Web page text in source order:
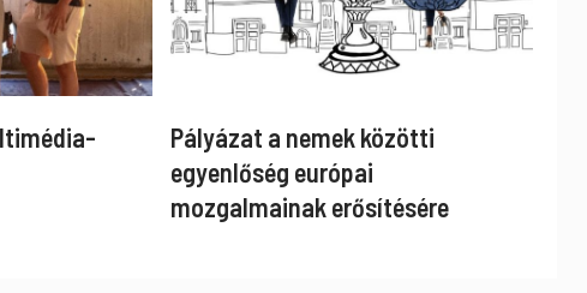
Pályázat a nemek közötti
egyenlőség európai
mozgalmainak erősítésére